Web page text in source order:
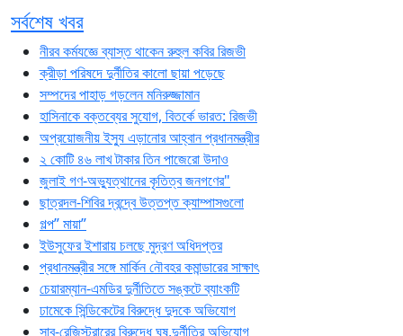
সর্বশেষ খবর
নীরব কর্মযজ্ঞে ব্যাস্ত থাকেন রুহুল কবির রিজভী
ক্রীড়া পরিষদে দুর্নীতির কালো ছায়া পড়েছে
সম্পদের পাহাড় গড়লেন মনিরুজ্জামান
হাসিনাকে বক্তব্যের সুযোগ, বিতর্কে ভারত: রিজভী
অপ্রয়োজনীয় ইস্যু এড়ানোর আহ্বান প্রধানমন্ত্রীর
২ কোটি ৪৬ লাখ টাকার তিন পাজেরো উদাও
জুলাই গণ-অভ্যুত্থানের কৃতিত্ব জনগণের"
ছাত্রদল-শিবির দ্বন্দ্বে উত্তপ্ত ক্যাম্পাসগুলো
গল্প” মায়া”
ইউসুফের ইশারায় চলছে মুদ্রণ অধিদপ্তর
প্রধানমন্ত্রীর সঙ্গে মার্কিন নৌবহর কমান্ডারের সাক্ষাৎ
চেয়ারম্যান-এমডির দুর্নীতিতে সঙ্কটে ব্যাংকটি
ঢামেকে সিন্ডিকেটের বিরুদ্ধে দুদকে অভিযোগ
সাব-রেজিস্ট্রারের বিরুদ্ধে ঘুষ,দুর্নীতির অভিযোগ